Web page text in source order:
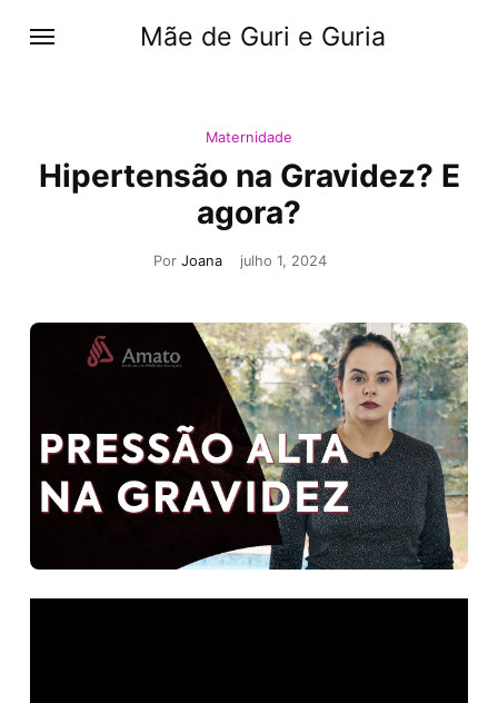
Mãe de Guri e Guria
Maternidade
Hipertensão na Gravidez? E
agora?
Por Joana julho 1, 2024